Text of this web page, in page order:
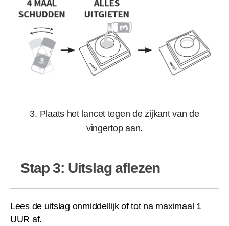
3. Plaats het lancet tegen de zijkant van de
vingertop aan.
Stap 3: Uitslag aflezen
Lees de uitslag onmiddellijk of tot na maximaal 1
UUR af.